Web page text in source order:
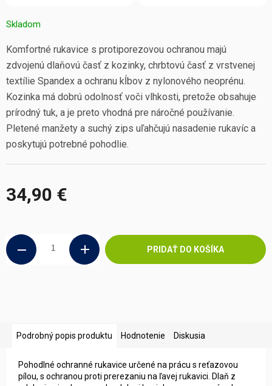
34,90 €
Skladom
PRIDAŤ DO KOŠÍKA
Komfortné rukavice s protiporezovou ochranou majú
zdvojenú dlaňovú časť z kozinky, chrbtovú časť z vrstvenej
textílie Spandex a ochranu kĺbov z nylonového neoprénu.
Kozinka má dobrú odolnosť voči vlhkosti, pretože obsahuje
prírodný tuk, a je preto vhodná pre náročné používanie.
Pletené manžety a suchý zips uľahčujú nasadenie rukavíc a
poskytujú potrebné pohodlie.
Podrobný popis produktu Hodnotenie Diskusia
Pohodlné ochranné rukavice určené na prácu s reťazovou
pílou, s ochranou proti prerezaniu na ľavej rukavici. Dlaň z